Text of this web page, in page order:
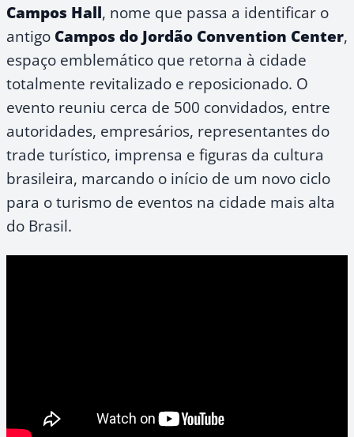
Campos Hall, nome que passa a identificar o
antigo Campos do Jordão Convention Center,
espaço emblemático que retorna à cidade
totalmente revitalizado e reposicionado. O
evento reuniu cerca de 500 convidados, entre
autoridades, empresários, representantes do
trade turístico, imprensa e figuras da cultura
brasileira, marcando o início de um novo ciclo
para o turismo de eventos na cidade mais alta
do Brasil.